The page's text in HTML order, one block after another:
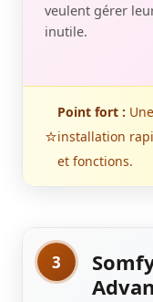
veulent gérer
inutile.
⭐
Point fort :
installation
et fonctions.
3